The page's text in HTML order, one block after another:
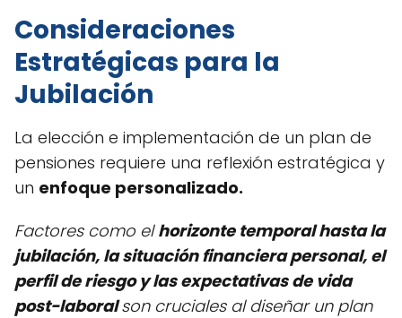
Consideraciones
Estratégicas para la
Jubilación
La elección e implementación de un plan de
pensiones requiere una reflexión estratégica y
un enfoque personalizado.
Factores como elhorizonte temporal hasta la
jubilación, la situación financiera personal, el
perfil de riesgo y las expectativas de vida
post-laboralson cruciales al diseñar un plan